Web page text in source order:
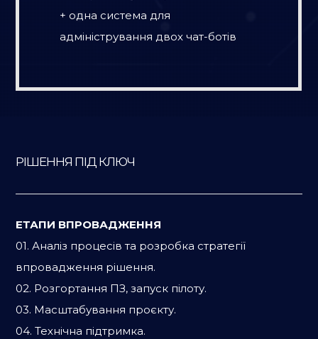
+ одна система для
адміністрування двох чат-ботів
РІШЕННЯ ПІД КЛЮЧ
ЕТАПИ ВПРОВАДЖЕННЯ
01. Аналіз процесів та розробка стратегії
впровадження рішення.
02. Розгортання ПЗ, запуск пілоту.
03. Масштабування проєкту.
04. Технічна підтримка.